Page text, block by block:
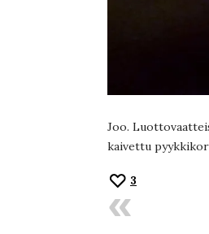
Joo.
kaivettu
3